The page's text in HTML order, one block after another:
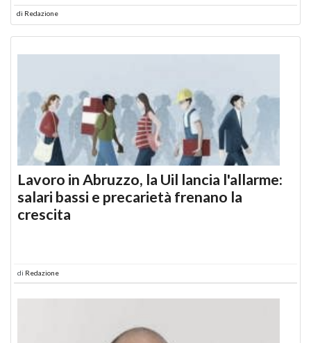
di Redazione
Lavoro in Abruzzo, la Uil lancia l'allarme:
salari bassi e precarietà frenano la
crescita
di Redazione